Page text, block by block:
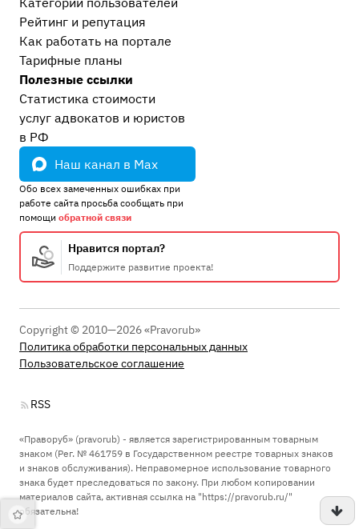
Рейтинг и репутация
Как работать на портале
Тарифные планы
Полезные ссылки
Статистика стоимости
услуг адвокатов и юристов
в РФ
Наш канал в Max
Обо всех замеченных ошибках при
работе сайта просьба сообщать при
помощи обратной связи
Нравится портал?
Поддержите развитие проекта!
Copyright © 2010—2026 «Pravorub»
Политика обработки персональных данных
Пользовательское соглашение
RSS
«Праворуб» (pravorub) - является зарегистрированным товарным
знаком (Рег. № 461759 в Государственном реестре товарных знаков
и знаков обслуживания). Неправомерное использование товарного
знака будет преследоваться по закону. При любом копировании
материалов сайта, активная ссылка на "https://pravorub.ru/"
обязательна!